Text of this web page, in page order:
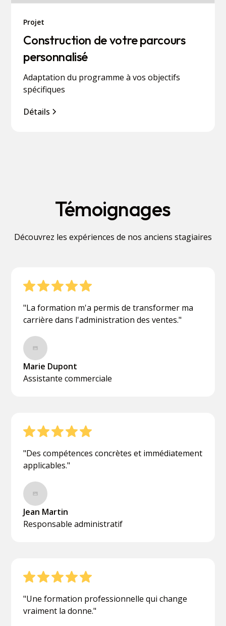
Projet
Construction de votre parcours
personnalisé
Adaptation du programme à vos objectifs
spécifiques
Détails
Témoignages
Découvrez les expériences de nos anciens stagiaires
"La formation m'a permis de transformer ma
carrière dans l'administration des ventes."
Marie Dupont
Assistante commerciale
"Des compétences concrètes et immédiatement
applicables."
Jean Martin
Responsable administratif
"Une formation professionnelle qui change
vraiment la donne."